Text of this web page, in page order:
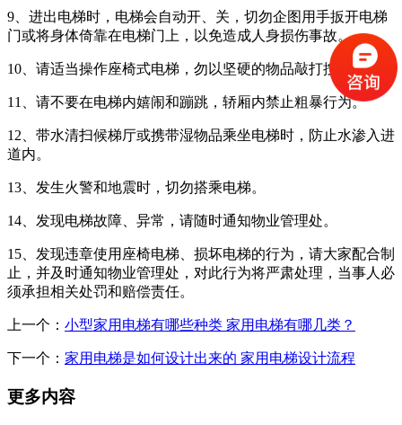
9、进出电梯时，电梯会自动开、关，切勿企图用手扳开电梯
门或将身体倚靠在电梯门上，以免造成人身损伤事故。
10、请适当操作座椅式电梯，勿以坚硬的物品敲打按钮。
11、请不要在电梯内嬉闹和蹦跳，轿厢内禁止粗暴行为。
12、带水清扫候梯厅或携带湿物品乘坐电梯时，防止水渗入进
道内。
13、发生火警和地震时，切勿搭乘电梯。
14、发现电梯故障、异常，请随时通知物业管理处。
15、发现违章使用座椅电梯、损坏电梯的行为，请大家配合制
止，并及时通知物业管理处，对此行为将严肃处理，当事人必
须承担相关处罚和赔偿责任。
上一个： 小型家用电梯有哪些种类 家用电梯有哪几类？
下一个： 家用电梯是如何设计出来的 家用电梯设计流程
更多内容